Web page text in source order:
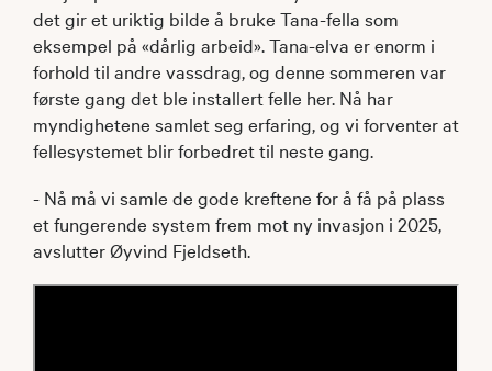
det gir et uriktig bilde å bruke Tana-fella som
eksempel på «dårlig arbeid». Tana-elva er enorm i
forhold til andre vassdrag, og denne sommeren var
første gang det ble installert felle her. Nå har
myndighetene samlet seg erfaring, og vi forventer at
fellesystemet blir forbedret til neste gang.
- Nå må vi samle de gode kreftene for å få på plass
et fungerende system frem mot ny invasjon i 2025,
avslutter Øyvind Fjeldseth.